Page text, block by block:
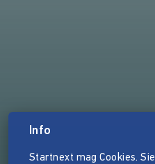
Info
Startnext mag Cookies.